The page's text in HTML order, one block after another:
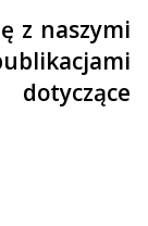
z naszymi